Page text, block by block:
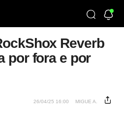
Reverb
por fora e por
26/04/25 16:00 MIGUE A.